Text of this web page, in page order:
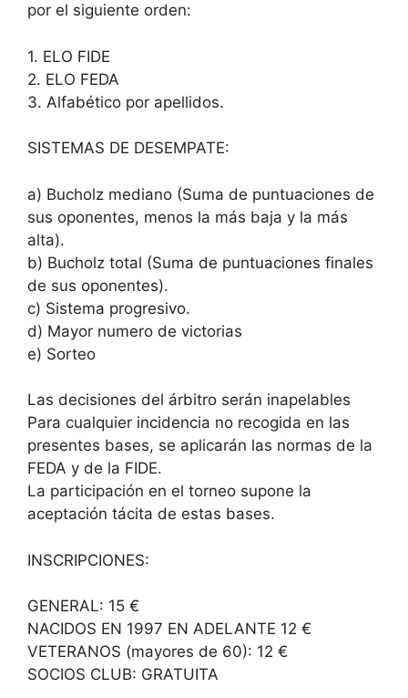
por el siguiente orden:
1. ELO FIDE
2. ELO FEDA
3. Alfabético por apellidos.
SISTEMAS DE DESEMPATE:
a) Bucholz mediano (Suma de puntuaciones de
sus oponentes, menos la más baja y la más
alta).
b) Bucholz total (Suma de puntuaciones finales
de sus oponentes).
c) Sistema progresivo.
d) Mayor numero de victorias
e) Sorteo
Las decisiones del árbitro serán inapelables
Para cualquier incidencia no recogida en las
presentes bases, se aplicarán las normas de la
FEDA y de la FIDE.
La participación en el torneo supone la
aceptación tácita de estas bases.
INSCRIPCIONES:
GENERAL: 15 €
NACIDOS EN 1997 EN ADELANTE 12 €
VETERANOS (mayores de 60): 12 €
SOCIOS CLUB: GRATUITA